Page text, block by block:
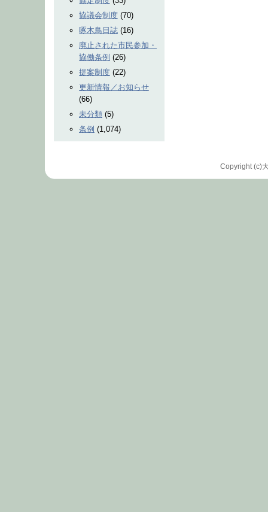
協議会制度 (70)
啄木鳥日誌 (16)
廃止された市民参加・
協働条例 (26)
提案制度 (22)
更新情報／お知らせ
(66)
未分類 (5)
条例 (1,074)
Copyright (c)